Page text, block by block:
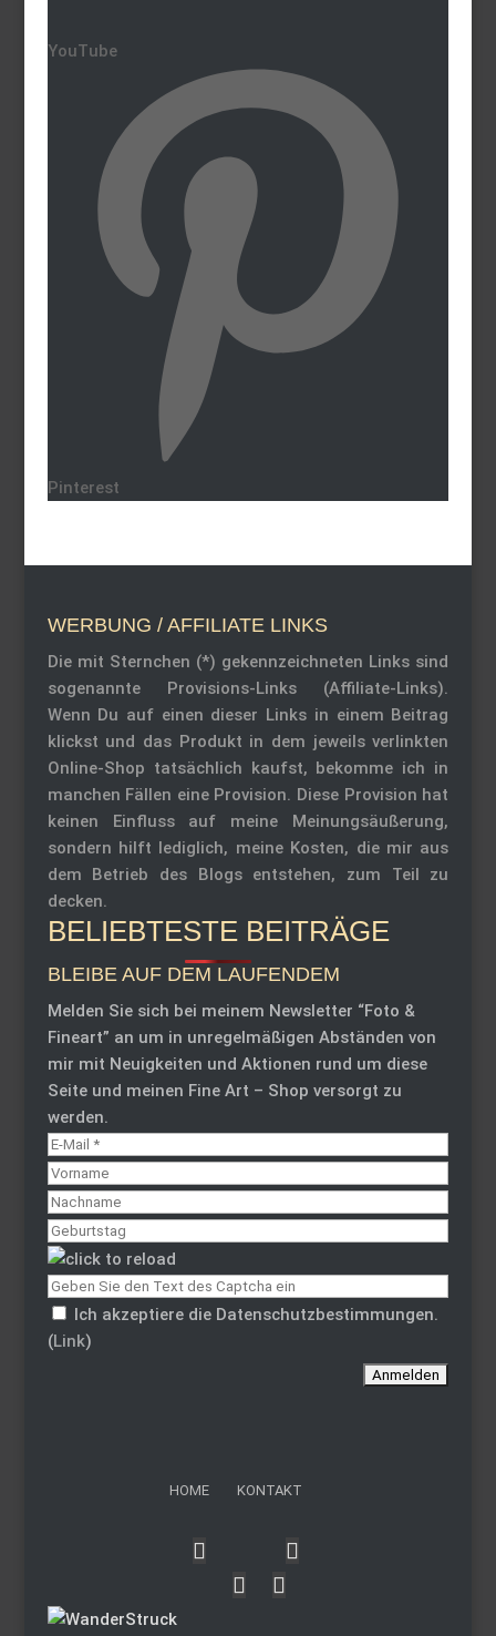
YouTube
Pinterest
WERBUNG / AFFILIATE LINKS
Die mit Sternchen (*) gekennzeichneten Links sind
sogenannte Provisions-Links (Affiliate-Links).
Wenn Du auf einen dieser Links in einem Beitrag
klickst und das Produkt in dem jeweils verlinkten
Online-Shop tatsächlich kaufst, bekomme ich in
manchen Fällen eine Provision. Diese Provision hat
keinen Einfluss auf meine Meinungsäußerung,
sondern hilft lediglich, meine Kosten, die mir aus
dem Betrieb des Blogs entstehen, zum Teil zu
decken.
BELIEBTESTE BEITRÄGE
BLEIBE AUF DEM LAUFENDEM
Melden Sie sich bei meinem Newsletter “Foto &
Fineart” an um in unregelmäßigen Abständen von
mir mit Neuigkeiten und Aktionen rund um diese
Seite und meinen Fine Art – Shop versorgt zu
werden.
Ich akzeptiere die Datenschutzbestimmungen.
(Link)
HOME KONTAKT